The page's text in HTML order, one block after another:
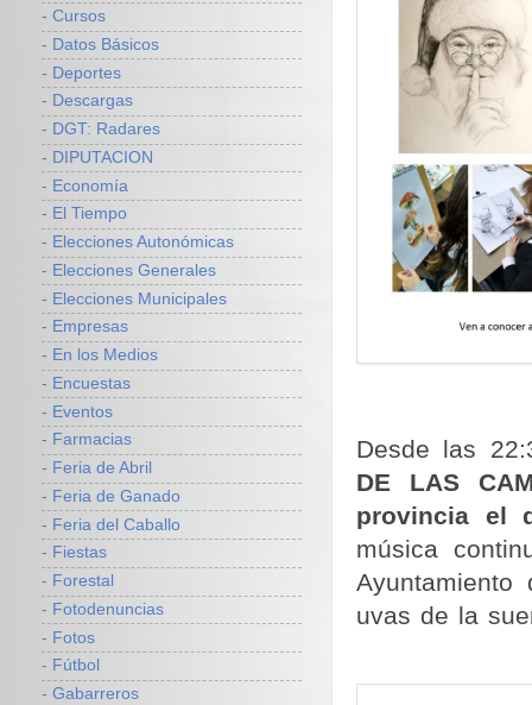
Desde las
DE LAS
provincia el
música
uvas de la
- Cursos
- Datos Básicos
- Deportes
- Descargas
- DGT: Radares
- DIPUTACION
- Economía
- El Tiempo
- Elecciones Autonómicas
- Elecciones Generales
- Elecciones Municipales
- Empresas
- En los Medios
- Encuestas
- Eventos
- Farmacias
- Feria de Abril
- Feria de Ganado
- Feria del Caballo
- Fiestas
- Forestal
- Fotodenuncias
- Fotos
- Fútbol
- Gabarreros